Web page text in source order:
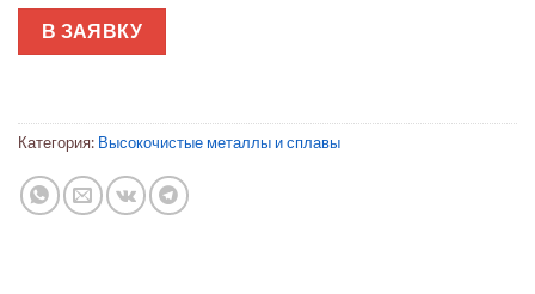
В ЗАЯВКУ
Категория: Высокочистые металлы и сплавы